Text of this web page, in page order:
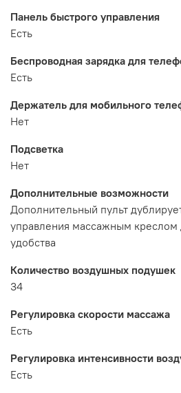
Панель быстрого управления
Есть
Беспроводная зарядка для
Есть
Держатель для мобильного
Нет
Подсветка
Нет
Дополнительные возможности
Дополнительный пульт
управления массажным
удобства
Количество воздушных подушек
34
Регулировка скорости массажа
Есть
Регулировка интенсивности
Есть